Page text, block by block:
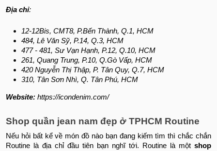
Địa chỉ:
12-12Bis, CMT8, P.Bến Thành, Q.1, HCM
484, Lê Văn Sỹ, P.14, Q.3, HCM
477 - 481, Sư Vạn Hạnh, P.12, Q.10, HCM
261, Quang Trung, P.10, Q.Gò Vấp, HCM
420 Nguyễn Thị Thập, P. Tân Quy, Q.7, HCM
310, Tân Sơn Nhì, Q. Tân Phú, HCM
Website: https://icondenim.com/
Shop quần jean nam đẹp ở TPHCM Routine
Nếu hỏi bất kể về món đồ nào bạn đang kiếm tìm thì chắc chắn
Routine là địa chỉ đầu tiên bạn nghĩ tới. Routine là một shop